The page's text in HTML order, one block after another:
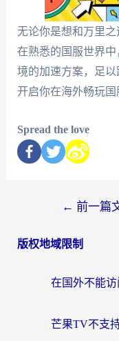
无论你是想和万里
在熟悉的国服世界
境的加速方案，足以
开启你在海外畅玩国
Spread the love
← 前一篇
版权地域限制